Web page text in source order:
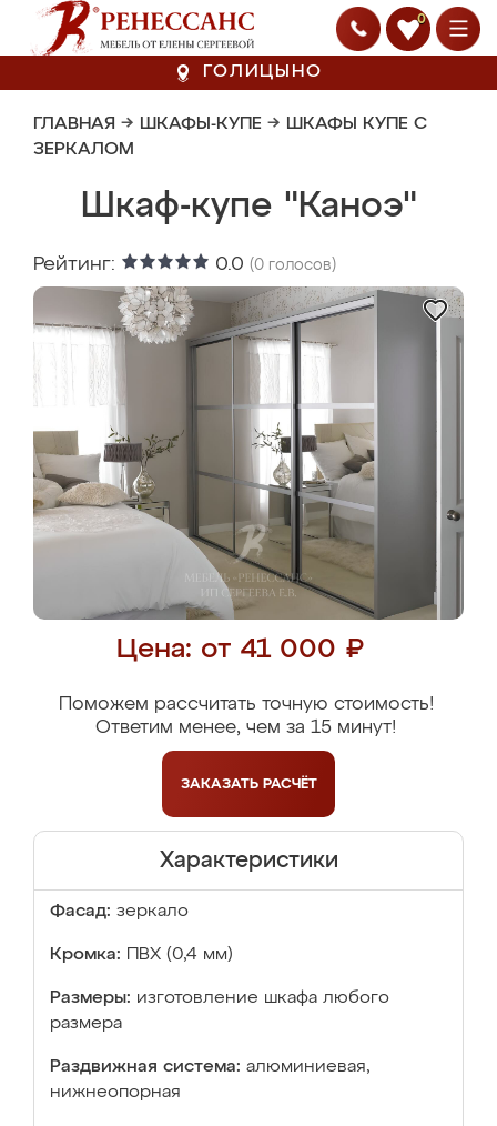
0
ГОЛИЦЫНО
ГЛАВНАЯ → ШКАФЫ-КУПЕ → ШКАФЫ КУПЕ С
ЗЕРКАЛОМ
Шкаф-купе "Каноэ"
Рейтинг: 0.0 (0 голосов)
Цена: от 41 000 ₽
Поможем рассчитать точную стоимость!
Ответим менее, чем за 15 минут!
ЗАКАЗАТЬ РАСЧЁТ
Характеристики
Фасад: зеркало
Кромка: ПВХ (0,4 мм)
Размеры: изготовление шкафа любого
размера
Раздвижная система: алюминиевая,
нижнеопорная